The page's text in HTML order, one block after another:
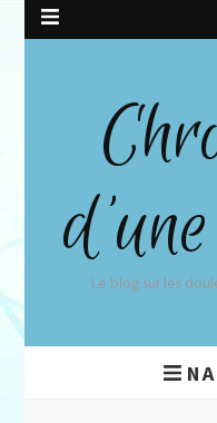
Le blog sur les